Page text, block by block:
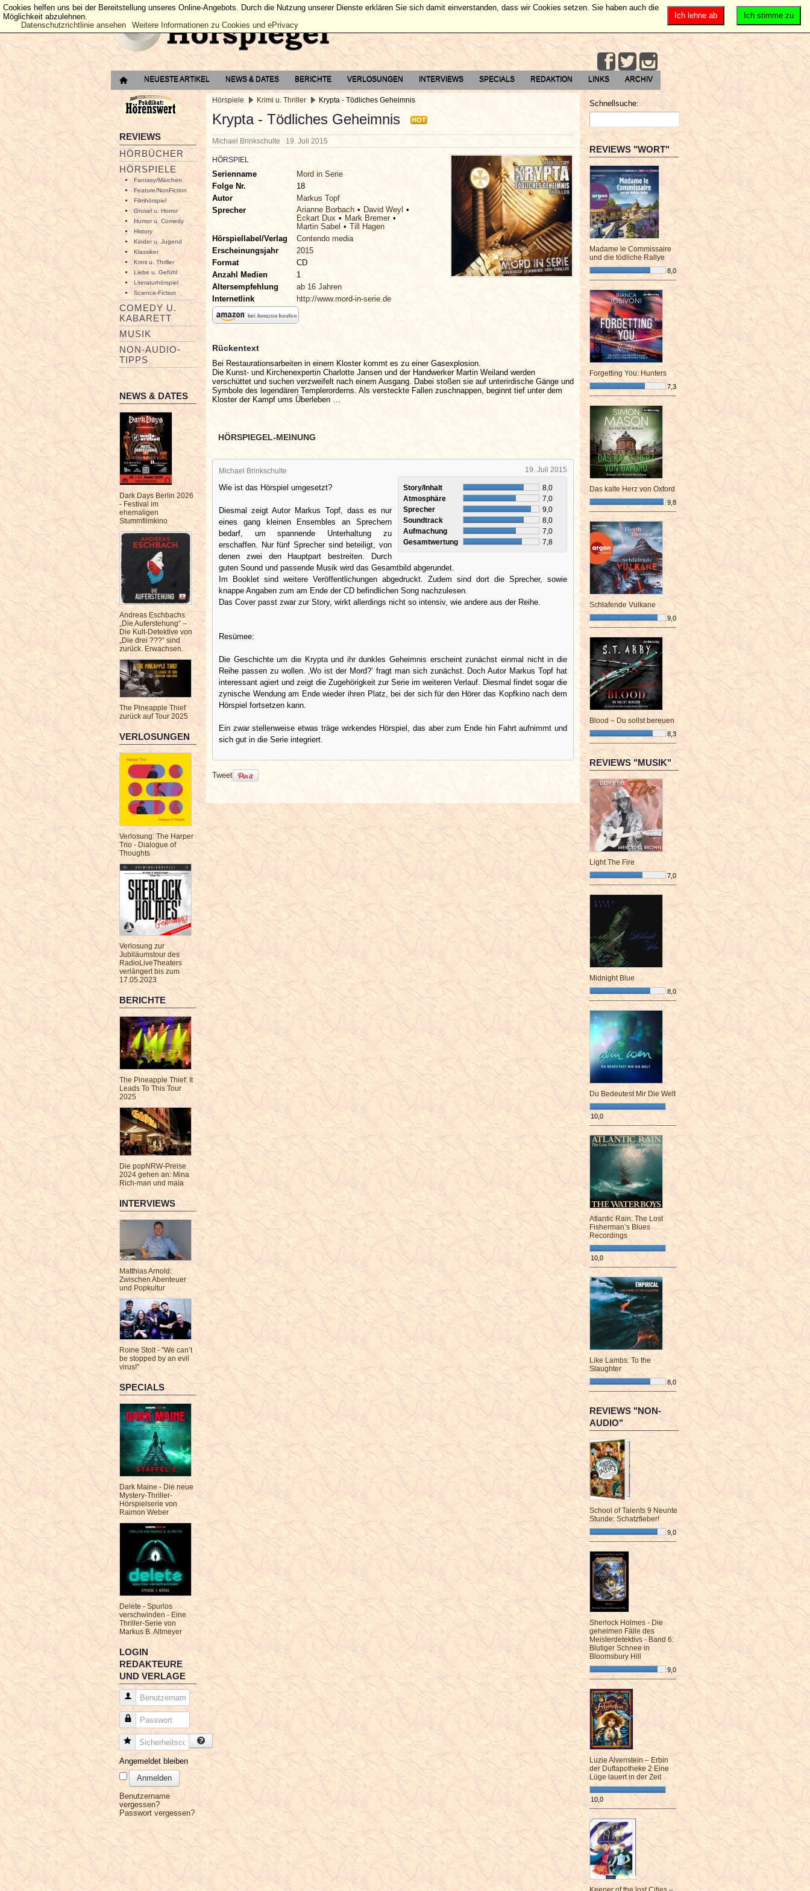
NEUESTE ARTIKEL NEWS & DATES BERICHTE VERLOSUNGEN INTERVIEWS SPECIALS REDAKTION LINKS ARCHIV
REVIEWS
HÖRBÜCHER
HÖRSPIELE
Fantasy/Märchen
Feature/NonFiction
Filmhörspiel
Grusel u. Horror
Humor u. Comedy
History
Kinder u. Jugend
Klassiker
Krimi u. Thriller
Liebe u. Gefühl
Literaturhörspiel
Science-Fiction
COMEDY U.
KABARETT
MUSIK
NON-AUDIO-
TIPPS
NEWS & DATES
Dark Days Berlin 2026
- Festival im
ehemaligen
Stummfilmkino
Andreas Eschbachs
„Die Auferstehung“ –
Die Kult-Detektive von
„Die drei ???“ sind
zurück. Erwachsen.
The Pineapple Thief
zurück auf Tour 2025
VERLOSUNGEN
Verlosung: The Harper
Trio - Dialogue of
Thoughts
Verlosung zur
Jubiläumstour des
RadioLiveTheaters
verlängert bis zum
17.05.2023
BERICHTE
The Pineapple Thief: It
Leads To This Tour
2025
Die popNRW-Preise
2024 gehen an: Mina
Rich-man und maïa
INTERVIEWS
Matthias Arnold:
Zwischen Abenteuer
und Popkultur
Roine Stolt - "We can’t
be stopped by an evil
virus!"
SPECIALS
Dark Maine - Die neue
Mystery-Thriller-
Hörspielserie von
Raimon Weber
Delete - Spurlos
verschwinden - Eine
Thriller-Serie von
Markus B. Altmeyer
LOGIN
REDAKTEURE
UND VERLAGE
Benutzername
Passwort
Sicherheitscode
Angemeldet bleiben
Anmelden
Benutzername
vergessen?
Passwort vergessen?
Hörspiele Krimi u. Thriller Krypta - Tödliches Geheimnis
Krypta - Tödliches Geheimnis HOT
Michael Brinkschulte 19. Juli 2015
HÖRSPIEL
Serienname
Mord in Serie
Folge Nr.
18
Autor
Markus Topf
Sprecher
Arianne Borbach
David Weyl
Eckart Dux
Mark Bremer
Martin Sabel
Till Hagen
Hörspiellabel/Verlag
Contendo media
Erscheinungsjahr
2015
Format
CD
Anzahl Medien
1
Altersempfehlung
ab 16 Jahren
Internetlink
http://www.mord-in-serie.de
Rückentext
Bei Restaurationsarbeiten in einem Kloster kommt es zu einer Gasexplosion.
Die Kunst- und Kirchenexpertin Charlotte Jansen und der Handwerker Martin Weiland werden
verschüttet und suchen verzweifelt nach einem Ausgang. Dabei stoßen sie auf unterirdische Gänge und
Symbole des legendären Templerorderns. Als versteckte Fallen zuschnappen, beginnt tief unter dem
Kloster der Kampf ums Überleben …
HÖRSPIEGEL-MEINUNG
19. Juli 2015
Michael Brinkschulte
Story/Inhalt
8,0
Atmosphäre
7,0
Sprecher
9,0
Soundtrack
8,0
Aufmachung
7,0
Gesamtwertung
7,8
Wie ist das Hörspiel umgesetzt?
Diesmal zeigt Autor Markus Topf, dass es nur
eines gang kleinen Ensembles an Sprechern
bedarf, um spannende Unterhaltung zu
erschaffen. Nur fünf Sprecher sind beteiligt, von
denen zwei den Hauptpart bestreiten. Durch
guten Sound und passende Musik wird das Gesamtbild abgerundet.
Im Booklet sind weitere Veröffentlichungen abgedruckt. Zudem sind dort die Sprecher, sowie
knappe Angaben zum am Ende der CD befindlichen Song nachzulesen.
Das Cover passt zwar zur Story, wirkt allerdings nicht so intensiv, wie andere aus der Reihe.
Resümee:
Die Geschichte um die Krypta und ihr dunkles Geheimnis erscheint zunächst einmal nicht in die
Reihe passen zu wollen. ‚Wo ist der Mord?‘ fragt man sich zunächst. Doch Autor Markus Topf hat
interessant agiert und zeigt die Zugehörigkeit zur Serie im weiteren Verlauf. Diesmal findet sogar die
zynische Wendung am Ende wieder ihren Platz, bei der sich für den Hörer das Kopfkino nach dem
Hörspiel fortsetzen kann.
Ein zwar stellenweise etwas träge wirkendes Hörspiel, das aber zum Ende hin Fahrt aufnimmt und
sich gut in die Serie integriert.
Tweet
Schnellsuche:
REVIEWS "WORT"
Madame le Commissaire
und die tödliche Rallye
8,0
¯¯¯¯¯¯¯¯¯¯¯¯¯¯¯¯¯¯¯¯¯¯¯¯
Forgetting You: Hunters
7,3
¯¯¯¯¯¯¯¯¯¯¯¯¯¯¯¯¯¯¯¯¯¯¯¯
Das kalte Herz von Oxford
9,8
¯¯¯¯¯¯¯¯¯¯¯¯¯¯¯¯¯¯¯¯¯¯¯¯
Schlafende Vulkane
9,0
¯¯¯¯¯¯¯¯¯¯¯¯¯¯¯¯¯¯¯¯¯¯¯¯
Blood – Du sollst bereuen
8,3
¯¯¯¯¯¯¯¯¯¯¯¯¯¯¯¯¯¯¯¯¯¯¯¯
REVIEWS "MUSIK"
Light The Fire
7,0
¯¯¯¯¯¯¯¯¯¯¯¯¯¯¯¯¯¯¯¯¯¯¯¯
Midnight Blue
8,0
¯¯¯¯¯¯¯¯¯¯¯¯¯¯¯¯¯¯¯¯¯¯¯¯
Du Bedeutest Mir Die Welt
10,0
¯¯¯¯¯¯¯¯¯¯¯¯¯¯¯¯¯¯¯¯¯¯¯¯
Atlantic Rain: The Lost
Fisherman’s Blues
Recordings
10,0
¯¯¯¯¯¯¯¯¯¯¯¯¯¯¯¯¯¯¯¯¯¯¯¯
Like Lambs: To the
Slaughter
8,0
¯¯¯¯¯¯¯¯¯¯¯¯¯¯¯¯¯¯¯¯¯¯¯¯
REVIEWS "NON-
AUDIO"
School of Talents 9 Neunte
Stunde: Schatzfieber!
9,0
¯¯¯¯¯¯¯¯¯¯¯¯¯¯¯¯¯¯¯¯¯¯¯¯
Sherlock Holmes - Die
geheimen Fälle des
Meisterdetektivs - Band 6:
Blutiger Schnee in
Bloomsbury Hill
9,0
¯¯¯¯¯¯¯¯¯¯¯¯¯¯¯¯¯¯¯¯¯¯¯¯
Luzie Alvenstein – Erbin
der Duftapotheke 2 Eine
Lüge lauert in der Zeit
10,0
¯¯¯¯¯¯¯¯¯¯¯¯¯¯¯¯¯¯¯¯¯¯¯¯
Ich stimme zu
Ich lehne ab
Cookies helfen uns bei der Bereitstellung unseres Online-Angebots. Durch die Nutzung unserer Dienste erklären Sie sich damit einverstanden, dass wir Cookies setzen. Sie haben auch die
Möglichkeit abzulehnen.
Datenschutzrichtlinie ansehen
Weitere Informationen zu Cookies und ePrivacy